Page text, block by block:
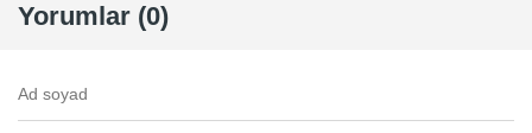
Yorumlar (0)